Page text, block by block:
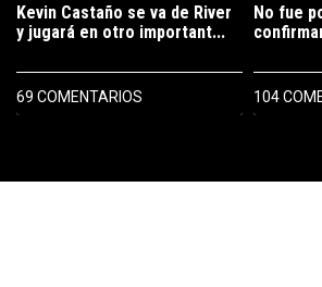
Kevin Castaño se va de River
y jugará en otro important...
69 COMENTARIOS
No fue
104